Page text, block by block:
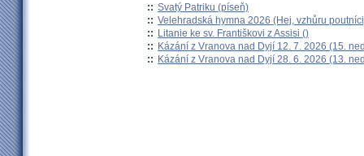
:: Svatý Patriku (píseň)
:: Velehradská hymna 2026 (Hej, vzhůru
:: Litanie ke sv. Františkovi z Assisi ()
:: Kázání z Vranova nad Dyjí 12. 7. 2026 (15.
:: Kázání z Vranova nad Dyjí 28. 6. 2026 (13.